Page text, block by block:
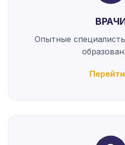
Опытные
Перейти